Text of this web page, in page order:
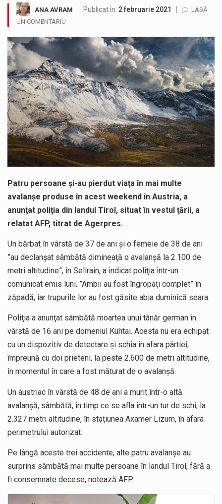
Testarea independentă a sistemului e-Terra, realizată de STS, DNSC și Cyberint, a mai parcurs o rundă de evaluare. Un număr…
Vremea va fi caniculară. Disconfortul termic va fi accentuat, iar indicele temperatură-umezeală (ITU) va depăși pragul critic de 80 de…
COD GALBEN. Interval de valabilitate: 07 august, ora 12.00 – 07 august, ora 23.00 / Fenomene vizate: instabilitate atmosferică, intensificări…
Proiectul de lege privind Strategia națională pentru conservarea biodiversității a fost din nou dezbătut ieri și în final adoptat de…
Pe scurt. Statuia lui PINTEA VITEAZU din fața Jandarmeriei Maramures a ajuns să fie zilele acestea mărul discordiei între administrații.…
Noile statii de călători, achizitionate la preț de garsonieră per bucată, dezamăgesc total cetățenii care folosesc mijloacele de transport în…
ANA AVRAM Publicat în: 2 februarie 2021
LASĂ
UN COMENTARIU
Patru persoane şi-au pierdut viaţa în mai multe
avalanşe produse în acest weekend în Austria, a
anunţat poliţia din landul Tirol, situat în vestul ţării, a
relatat AFP, titrat de Agerpres.
Un bărbat în vârstă de 37 de ani şi o femeie de 38 de ani
”au declanşat sâmbătă dimineaţă o avalanşă la 2.100 de
metri altitudine”, în Sellrain, a indicat poliţia într-un
comunicat emis luni. ”Ambii au fost îngropaţi complet” în
zăpadă, iar trupurile lor au fost găsite abia duminică seara.
Poliţia a anunţat sâmbătă moartea unui tânăr german în
vârstă de 16 ani pe domeniul Kühtai. Acesta nu era echipat
cu un dispozitiv de detectare şi schia în afara pârtiei,
împreună cu doi prieteni, la peste 2.600 de metri altitudine,
în momentul în care a fost măturat de o avalanşă.
Un austriac în vârstă de 48 de ani a murit într-o altă
avalanşă, sâmbătă, în timp ce se afla într-un tur de schi, la
2.327 metri altitudine, în staţiunea Axamer Lizum, în afara
perimetrului autorizat.
Pe lângă aceste trei accidente, alte patru avalanşe au
surprins sâmbătă mai multe persoane în landul Tirol, fără a
fi consemnate decese, notează AFP.